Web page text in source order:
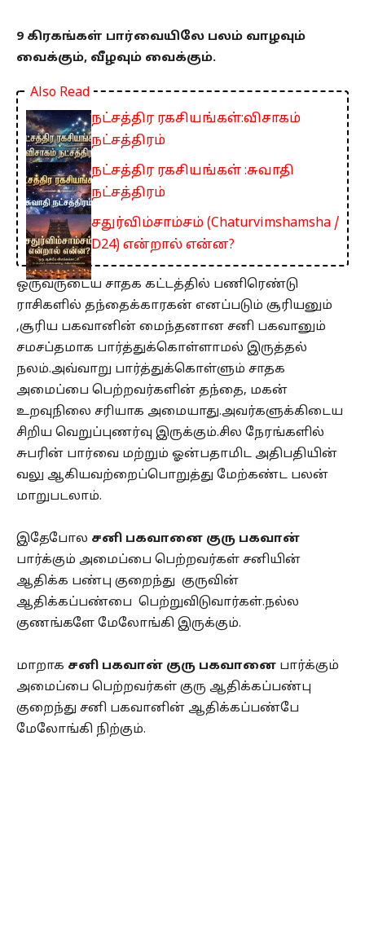
9 கிரகங்கள் பார்வையிலே பலம் வாழவும்
வைக்கும், வீழவும் வைக்கும்.
Also Read
நட்சத்திர ரகசியங்கள்:விசாகம்
நட்சத்திரம்
நட்சத்திர ரகசியங்கள் :சுவாதி
நட்சத்திரம்
சதுர்விம்சாம்சம் (Chaturvimshamsha /
D24) என்றால் என்ன?
ஒருவருடைய சாதக கட்டத்தில் பணிரெண்டு
ராசிகளில் தந்தைக்காரகன் எனப்படும் சூரியனும்
,சூரிய பகவானின் மைந்தனான சனி பகவானும்
சமசப்தமாக பார்த்துக்கொள்ளாமல் இருத்தல்
நலம்.அவ்வாறு பார்த்துக்கொள்ளும் சாதக
அமைப்பை பெற்றவர்களின் தந்தை, மகன்
உறவுநிலை சரியாக அமையாது.அவர்களுக்கிடைய
சிறிய வெறுப்புணர்வு இருக்கும்.சில நேரங்களில்
சுபரின் பார்வை மற்றும் ஓன்பதாமிட அதிபதியின்
வலு ஆகியவற்றைப்பொறுத்து மேற்கண்ட பலன்
மாறுபடலாம்.
இதேபோல சனி பகவானை குரு பகவான்
பார்க்கும் அமைப்பை பெற்றவர்கள் சனியின்
ஆதிக்க பண்பு குறைந்து குருவின்
ஆதிக்கப்பண்பை பெற்றுவிடுவார்கள்.நல்ல
குணங்களே மேலோங்கி இருக்கும்.
மாறாக சனி பகவான் குரு பகவானை பார்க்கும்
அமைப்பை பெற்றவர்கள் குரு ஆதிக்கப்பண்பு
குறைந்து சனி பகவானின் ஆதிக்கப்பண்பே
மேலோங்கி நிற்கும்.